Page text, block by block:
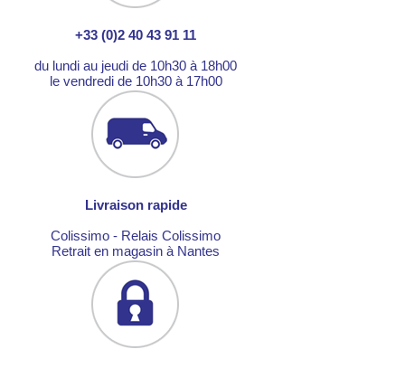
+33 (0)2 40 43 91 11
du lundi au jeudi de 10h30 à 18h00
le vendredi de 10h30 à 17h00
Livraison rapide
Colissimo - Relais Colissimo
Retrait en magasin à Nantes